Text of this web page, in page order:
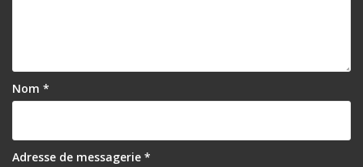
Nom *
Adresse de messagerie *